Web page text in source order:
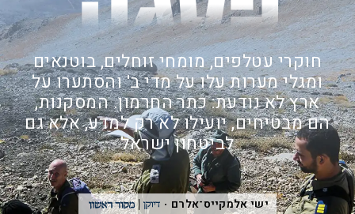
חוקרי עטלפים, מומחי זוחלים, בוטנאים
ומגלי מערות עלו על מדי ב' והסתערו על
ארץ לא נודעת: כתר החרמון. המסקנות,
הם מבטיחים, יועילו לא רק למדע, אלא גם
לביטחון ישראל
ישי אלמקייס־אלרם